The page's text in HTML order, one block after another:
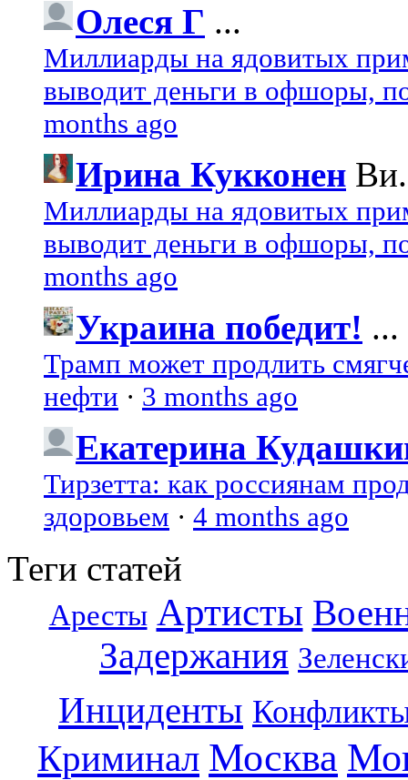
Олеся Г ...
Миллиарды на ядовитых
выводит деньги в офшоры,
months ago
Ирина Кукконен
Миллиарды на ядовитых
выводит деньги в офшоры,
months ago
Украина победит! ...
Трамп может продлить
нефти · 3 months ago
Екатерина
Тирзетта: как россиянам
здоровьем · 4 months ago
Теги статей
Аресты Артисты
Задержания
Инциденты
Криминал Москва